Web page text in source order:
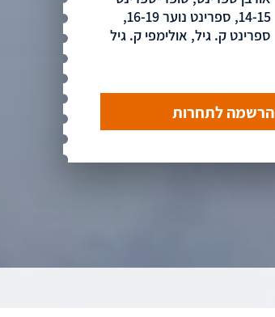
14-15, ספרינט נוער 16-19,
ספרינט ק. גיל, אולימפי ק. גיל
הרשמה לתחרות